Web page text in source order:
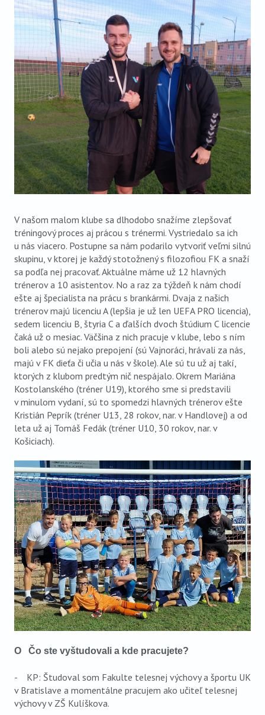
VIDEO
AUDIO
ARCHÍV VYDANÍ
V našom malom klube sa dlhodobo snažíme zlepšovať
tréningový proces aj prácou s trénermi. Vystriedalo sa ich
u nás viacero. Postupne sa nám podarilo vytvoriť veľmi silnú
skupinu, v ktorej je každý stotožnený s filozofiou FK a snaží
sa podľa nej pracovať. Aktuálne máme už 12 hlavných
trénerov a 10 asistentov. No a raz za týždeň k nám chodí
ešte aj špecialista na prácu s brankármi. Dvaja z našich
trénerov majú licenciu A (lepšia je už len UEFA PRO licencia),
sedem licenciu B, štyria C a ďalších dvoch štúdium C licencie
čaká už o mesiac. Väčšina z nich pracuje v klube, lebo s ním
boli alebo sú nejako prepojení (sú Vajnoráci, hrávali za nás,
majú v FK dieťa či učia u nás v škole). Ale sú tu už aj takí,
ktorých z klubom predtým nič nespájalo. Okrem Mariána
Kostolanského (tréner U19), ktorého sme si predstavili
v minulom vydaní, sú to spomedzi hlavných trénerov ešte
Kristián Peprík (tréner U13, 28 rokov, nar. v Handlovej) a od
leta už aj Tomáš Fedák (tréner U10, 30 rokov, nar. v
Košiciach).
O Čo ste vyštudovali a kde pracujete?
- KP: Študoval som Fakulte telesnej výchovy a športu UK
v Bratislave a momentálne pracujem ako učiteľ telesnej
výchovy v ZŠ Kulíškova.